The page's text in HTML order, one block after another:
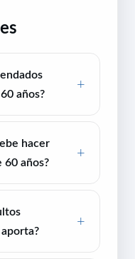
años?
hacer
60 años?